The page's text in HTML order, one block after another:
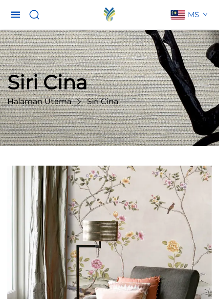
MS
Siri Cina
Halaman Utama Siri Cina